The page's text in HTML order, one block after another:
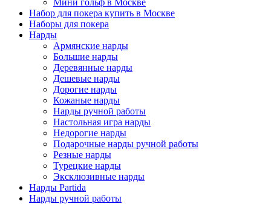
Мини гольф в Москве
Набор для покера купить в Москве
Наборы для покера
Нарды
Армянские нарды
Большие нарды
Деревянные нарды
Дешевые нарды
Дорогие нарды
Кожаные нарды
Нарды ручной работы
Настольная игра нарды
Недорогие нарды
Подарочные нарды ручной работы
Резные нарды
Турецкие нарды
Эксклюзивные нарды
Нарды Partida
Нарды ручной работы